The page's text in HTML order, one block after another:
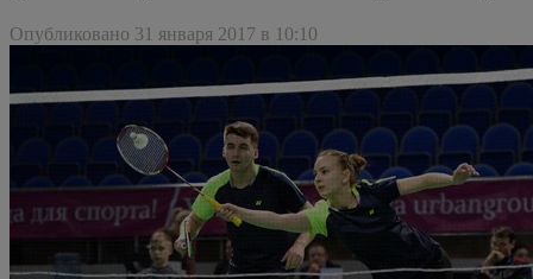
Опубликовано 31 января 2017 в 10:10